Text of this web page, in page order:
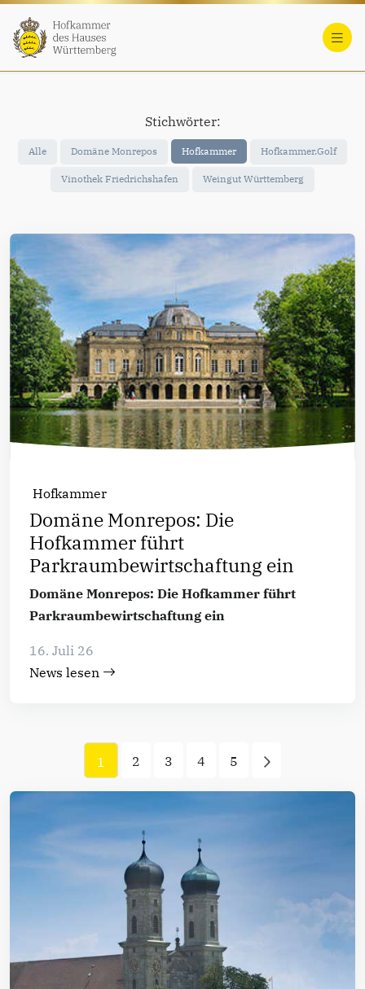
Stichwörter:
Alle Domäne Monrepos Hofkammer Hofkammer.Golf
Vinothek Friedrichshafen Weingut Württemberg
Hofkammer
Domäne Monrepos: Die
Hofkammer führt
Parkraumbewirtschaftung ein
Domäne Monrepos: Die Hofkammer führt
Parkraumbewirtschaftung ein
16. Juli 26
News lesen
1 2 3 4 5